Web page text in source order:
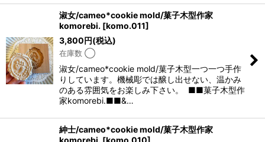
淑女/cameo*cookie mold/菓子木型作家
komorebi. [komo.011]
3,800円(税込)
在庫数 ◯
淑女/cameo*cookie mold/菓子木型一つ一つ手作
りしています。機械彫では醸し出せない、温かみ
のある雰囲気をお楽しみ下さい。 ■■菓子木型作
家komorebi.■■&…
紳士/cameo*cookie mold/菓子木型作家
komorebi. [komo.010]